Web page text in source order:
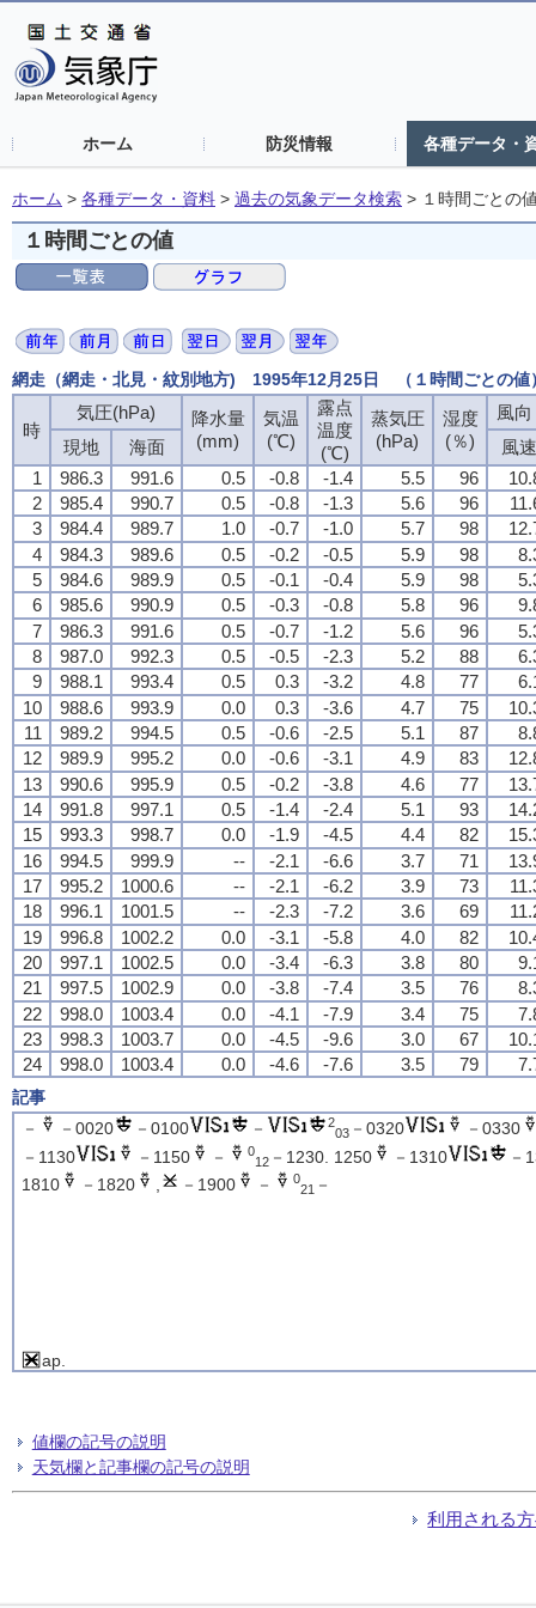
ホーム 防災情報 各種データ・
ホーム > 各種データ・資料 > 過去の気象データ検索 > １時間ごとの
１時間ごとの値
網走（網走・北見・紋別地方) 1995年12月25日 （１時間ごとの値
時
気圧(hPa)
降水量
(mm)
気温
(℃)
露点
温度
(℃)
蒸気圧
(hPa)
湿度
(％)
風
現地
海面
風速
1
986.3 991.6 0.5 -0.8 -1.4 5.5 96
2
985.4 990.7 0.5 -0.8 -1.3 5.6 96
3
984.4 989.7 1.0 -0.7 -1.0 5.7 98
4
984.3 989.6 0.5 -0.2 -0.5 5.9 98
5
984.6 989.9 0.5 -0.1 -0.4 5.9 98
6
985.6 990.9 0.5 -0.3 -0.8 5.8 96
7
986.3 991.6 0.5 -0.7 -1.2 5.6 96
8
987.0 992.3 0.5 -0.5 -2.3 5.2 88
9
988.1 993.4 0.5 0.3 -3.2 4.8 77
10
988.6 993.9 0.0 0.3 -3.6 4.7 75
11
989.2 994.5 0.5 -0.6 -2.5 5.1 87
12
989.9 995.2 0.0 -0.6 -3.1 4.9 83
13
990.6 995.9 0.5 -0.2 -3.8 4.6 77
14
991.8 997.1 0.5 -1.4 -2.4 5.1 93
15
993.3 998.7 0.0 -1.9 -4.5 4.4 82
16
994.5 999.9 -- -2.1 -6.6 3.7 71
17
995.2 1000.6 -- -2.1 -6.2 3.9 73
18
996.1 1001.5 -- -2.3 -7.2 3.6 69
19
996.8 1002.2 0.0 -3.1 -5.8 4.0 82
20
997.1 1002.5 0.0 -3.4 -6.3 3.8 80
21
997.5 1002.9 0.0 -3.8 -7.4 3.5 76
22
998.0 1003.4 0.0 -4.1 -7.9 3.4 75
23
998.3 1003.7 0.0 -4.5 -9.6 3.0 67
24
998.0 1003.4 0.0 -4.6 -7.6 3.5 79
記事
－
－0020 －0100 － 2
03－0320
－0330
－1130
－1150 － 0
12－1230. 1250 －1310
－
1810
－1820 －1900 － 0
21 －
ap.
値欄の記号の説明
天気欄と記事欄の記号の説明
利用される